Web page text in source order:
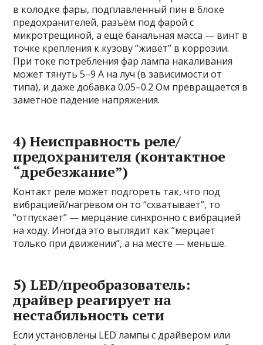
в колодке фары, подплавленный пин в блоке
предохранителей, разъём под фарой с
микротрещиной, а ещё банальная масса — винт в
точке крепления к кузову “живёт” в коррозии.
При токе потребления фар лампа накаливания
может тянуть 5–9 А на луч (в зависимости от
типа), и даже добавка 0.05–0.2 Ом превращается в
заметное падение напряжения.
4) Неисправность реле/
предохранителя (контактное
“дребезжание”)
Контакт реле может подгореть так, что под
вибрацией/нагревом он то “схватывает”, то
“отпускает” — мерцание синхронно с вибрацией
на ходу. Иногда это выглядит как “мерцает
только при движении”, а на месте — меньше.
5) LED/преобразователь:
драйвер реагирует на
нестабильность сети
Если установлены LED лампы с драйвером или